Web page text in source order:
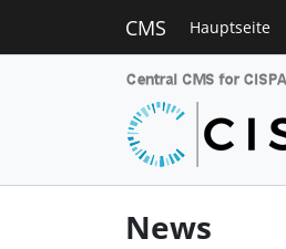
CMS Hauptseite
News